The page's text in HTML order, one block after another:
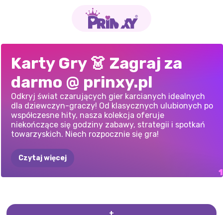
SŁOWNY
Karty Gry 👗 Zagraj za
darmo @ prinxy.pl
Odkryj świat czarujących gier karcianych idealnych
dla dziewczyn-graczy! Od klasycznych ulubionych po
współczesne hity, nasza kolekcja oferuje
niekończące się godziny zabawy, strategii i spotkań
towarzyskich. Niech rozpocznie się gra!
Czytaj więcej
+